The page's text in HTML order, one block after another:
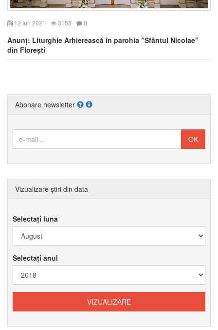
12 Iun 2021 3158 0
Anunț: Liturghie Arhierească în parohia ”Sfântul Nicolae”
din Florești
Abonare newsletter
Vizualizare știri din data
Selectați luna
Selectați anul